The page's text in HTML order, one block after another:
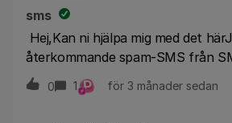
sms
Hej,Kan ni hjälpa mig med det
återkommande spam-SMS från
blockera på nätverksnivå?
0 1 P för 3 månader sedan